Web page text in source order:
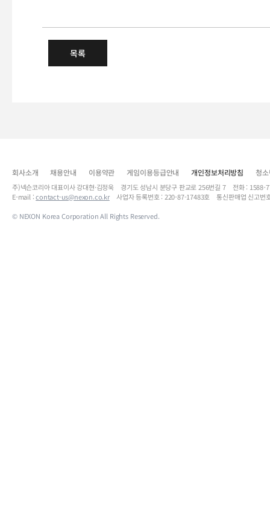
목록
회사소개 채용안내 이용약관 게임이용등급안내 개인정보처리방침 청
주)넥슨코리아 대표이사 강대현·김정욱 경기도 성남시 분당구 판교로 256번길 7 전화 :
E-mail :contact-us@nexon.co.kr사업자 등록번호 : 220-87-17483호 통신판매업 신고번
© NEXON Korea Corporation All Rights Reserved.